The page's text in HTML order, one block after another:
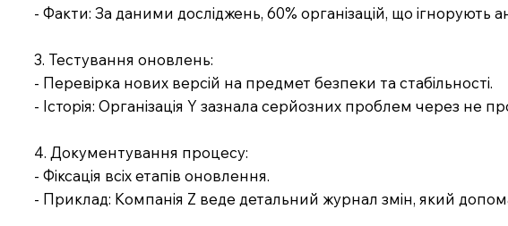
- Факти: За даними досліджень, 60% організацій, що ігнорують
3. Тестування оновлень:
- Перевірка нових версій на предмет безпеки та стабільності.
- Історія: Організація Y зазнала серйозних проблем через не
4. Документування процесу:
- Фіксація всіх етапів оновлення.
- Приклад: Компанія Z веде детальний журнал змін, який